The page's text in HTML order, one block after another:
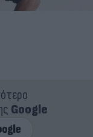
Google